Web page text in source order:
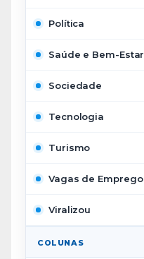
Política
Saúde e Bem-Estar
Sociedade
Tecnologia
Turismo
Vagas de Emprego
Viralizou
COLUNAS